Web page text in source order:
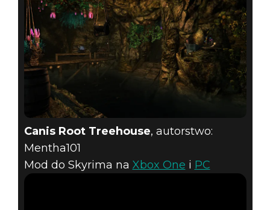
Canis Root Treehouse, autorstwo:
Mentha101
Mod do Skyrima na Xbox One i PC